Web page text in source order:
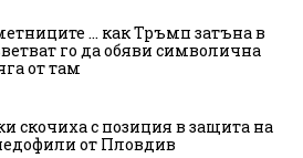
… как Тръмп затъна в
го да обяви символична
от там
скочиха с позиция в защита на
от Пловдив